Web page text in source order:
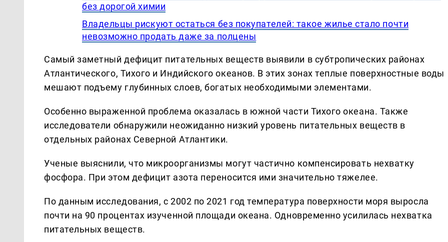
без дорогой химии
Владельцы рискуют остаться без покупателей: такое жилье стало почти
невозможно продать даже за полцены
Самый заметный дефицит питательных веществ выявили в субтропических районах
Атлантического, Тихого и Индийского океанов. В этих зонах теплые поверхностные воды
мешают подъему глубинных слоев, богатых необходимыми элементами.
Особенно выраженной проблема оказалась в южной части Тихого океана. Также
исследователи обнаружили неожиданно низкий уровень питательных веществ в
отдельных районах Северной Атлантики.
Ученые выяснили, что микроорганизмы могут частично компенсировать нехватку
фосфора. При этом дефицит азота переносится ими значительно тяжелее.
По данным исследования, с 2002 по 2021 год температура поверхности моря выросла
почти на 90 процентах изученной площади океана. Одновременно усилилась нехватка
питательных веществ.